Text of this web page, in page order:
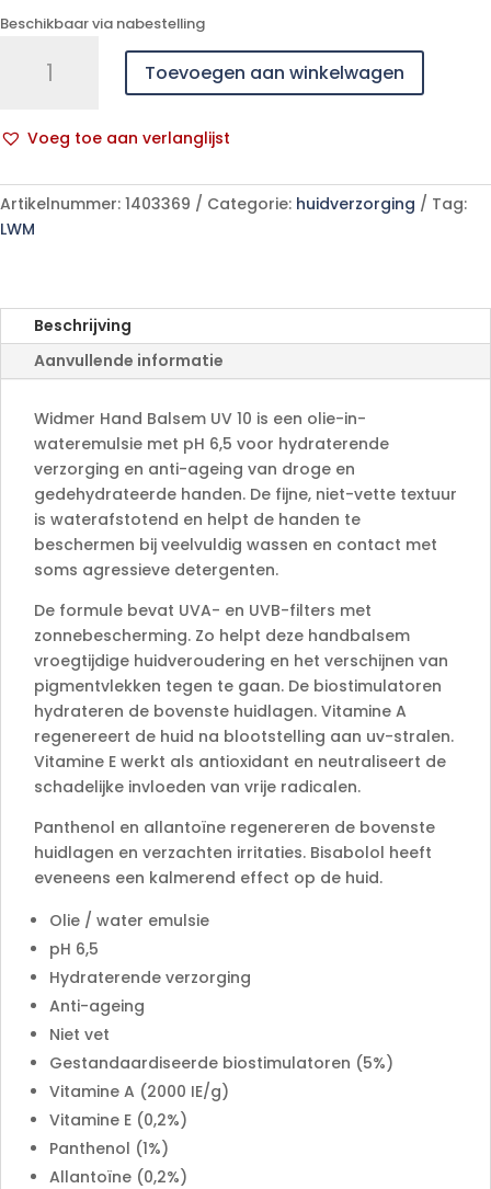
Beschikbaar via nabestelling
N/parf
aantal
Toevoegen aan winkelwagen
Voeg toe aan verlanglijst
l
t
e
a
t
Artikelnummer: 1403369 Categorie: huidverzorging
Tag:
LWM
Beschrijving
Aanvullende informatie
Widmer Hand Balsem UV 10 is een olie-in-
wateremulsie met pH 6,5 voor hydraterende
verzorging en anti-ageing van droge en
gedehydrateerde handen. De fijne, niet-vette textuur
is waterafstotend en helpt de handen te
beschermen bij veelvuldig wassen en contact met
soms agressieve detergenten.
De formule bevat UVA- en UVB-filters met
zonnebescherming. Zo helpt deze handbalsem
vroegtijdige huidveroudering en het verschijnen van
pigmentvlekken tegen te gaan. De biostimulatoren
hydrateren de bovenste huidlagen. Vitamine A
regenereert de huid na blootstelling aan uv-stralen.
Vitamine E werkt als antioxidant en neutraliseert de
schadelijke invloeden van vrije radicalen.
Panthenol en allantoïne regenereren de bovenste
huidlagen en verzachten irritaties. Bisabolol heeft
eveneens een kalmerend effect op de huid.
Olie / water emulsie
pH 6,5
Hydraterende verzorging
Anti-ageing
Niet vet
Gestandaardiseerde biostimulatoren (5%)
Vitamine A (2000 IE/g)
Vitamine E (0,2%)
Panthenol (1%)
Allantoïne (0,2%)